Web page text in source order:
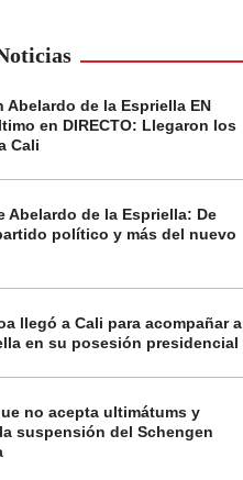
Abelardo de la Espriella EN
en DIRECTO: Llegaron los
Cali
Abelardo de la Espriella: De
político y más del nuevo
llegó a Cali para acompañar a
en su posesión presidencial
no acepta ultimátums y
suspensión del Schengen